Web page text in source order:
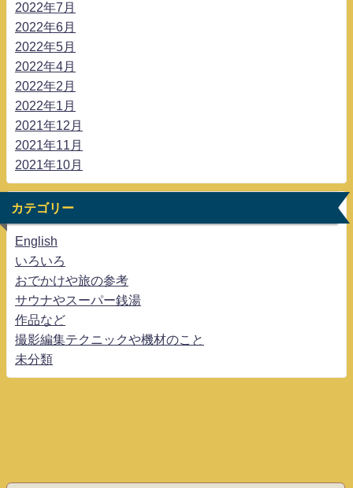
2022年7月
2022年6月
2022年5月
2022年4月
2022年2月
2022年1月
2021年12月
2021年11月
2021年10月
カテゴリー
English
いろいろ
おでかけや旅の参考
サウナやスーパー銭湯
作品など
撮影編集テクニックや機材のこと
未分類